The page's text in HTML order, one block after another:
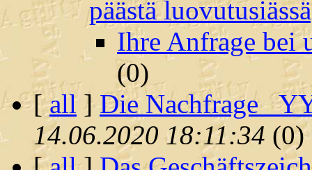
päästä
Ihre Anfrage bei
(0)
[all]Die Nachfrage_
14.06.2020 18:11:34 (0)